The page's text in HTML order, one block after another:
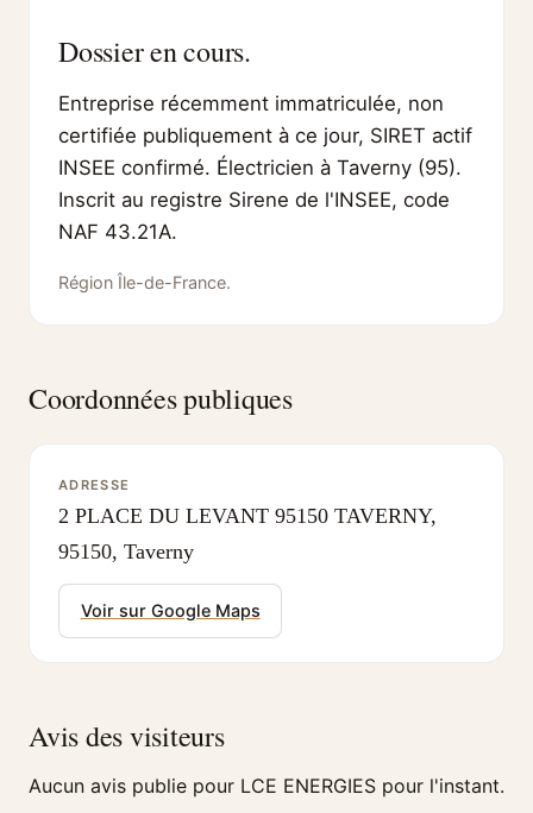
Dossier en cours.
Entreprise récemment immatriculée, non
certifiée publiquement à ce jour, SIRET actif
INSEE confirmé. Électricien à Taverny (95).
Inscrit au registre Sirene de l'INSEE, code
NAF 43.21A.
Région Île-de-France.
Coordonnées publiques
ADRESSE
2 PLACE DU LEVANT 95150 TAVERNY,
95150, Taverny
Voir sur Google Maps
Avis des visiteurs
Aucun avis publie pour LCE ENERGIES pour l'instant.